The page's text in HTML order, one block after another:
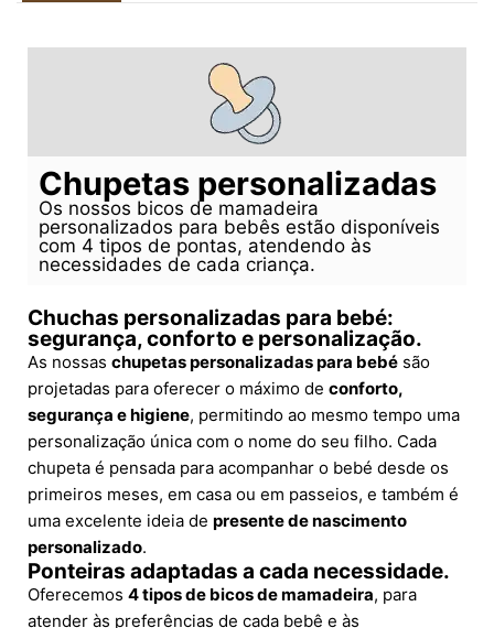
Chupetas personalizadas
Os nossos bicos de mamadeira
personalizados para bebês estão disponíveis
com 4 tipos de pontas, atendendo às
necessidades de cada criança.
Chuchas personalizadas para bebé:
segurança, conforto e personalização.
As nossas chupetas personalizadas para bebé são
projetadas para oferecer o máximo de conforto,
segurança e higiene, permitindo ao mesmo tempo uma
personalização única com o nome do seu filho. Cada
chupeta é pensada para acompanhar o bebé desde os
primeiros meses, em casa ou em passeios, e também é
uma excelente ideia de presente de nascimento
personalizado.
Ponteiras adaptadas a cada necessidade.
Oferecemos 4 tipos de bicos de mamadeira, para
atender às preferências de cada bebê e às